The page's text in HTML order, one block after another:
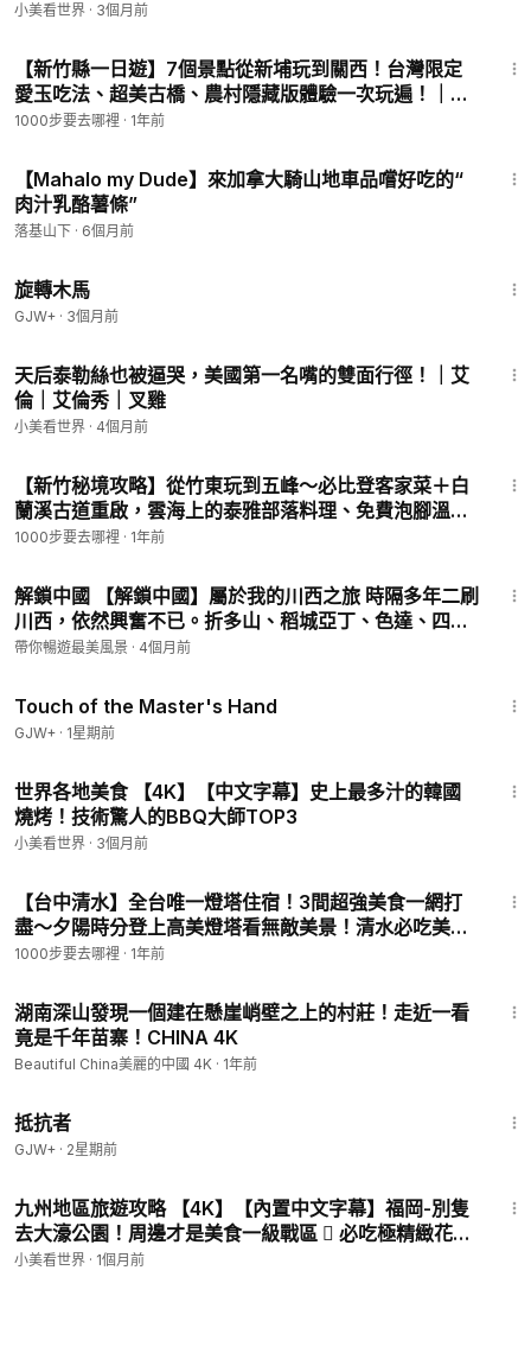
小美看世界 · 3個月前
【新竹縣一日遊】7個景點從新埔玩到關西！台灣限定
愛玉吃法、超美古橋、農村隱藏版體驗一次玩遍！｜
1000步要去哪裡 #乾淨世界旅遊達人賽 #晒出遊路線
1000步要去哪裡 · 1年前
【Mahalo my Dude】來加拿大騎山地車品嚐好吃的“
肉汁乳酪薯條”
落基山下 · 6個月前
旋轉木馬
GJW+ · 3個月前
天后泰勒絲也被逼哭，美國第一名嘴的雙面行徑！｜艾
倫｜艾倫秀｜叉雞
小美看世界 · 4個月前
【新竹秘境攻略】從竹東玩到五峰～必比登客家菜＋白
蘭溪古道重啟，雲海上的泰雅部落料理、免費泡腳溫泉
還有隱藏版冰店，推薦行程一次打包！｜1000步要去哪
1000步要去哪裡 · 1年前
解鎖中國 【解鎖中國】屬於我的川西之旅 時隔多年二刷
川西，依然興奮不已。折多山、稻城亞丁、色達、四姑
娘山，經歷身體極限後的親眼所見一定終生難忘
帶你暢遊最美風景 · 4個月前
Touch of the Master's Hand
GJW+ · 1星期前
世界各地美食 【4K】【中文字幕】史上最多汁的韓國
燒烤！技術驚人的BBQ大師TOP3
小美看世界 · 3個月前
【台中清水】全台唯一燈塔住宿！3間超強美食一網打
盡～夕陽時分登上高美燈塔看無敵美景！清水必吃美食
擀麵Q彈調味迷人、太晚去買不到的燒炸粿、季節限定
1000步要去哪裡 · 1年前
湖南深山發現一個建在懸崖峭壁之上的村莊！走近一看
竟是千年苗寨！CHINA 4K
Beautiful China美麗的中國 4K · 1年前
抵抗者
GJW+ · 2星期前
九州地區旅遊攻略 【4K】【內置中文字幕】福岡-別隻
去大濠公園！周邊才是美食一級戰區  必吃極精緻花籃
御膳、爐端燒現烤鰻魚｜你不知道的大濠公園周邊路線
小美看世界 · 1個月前